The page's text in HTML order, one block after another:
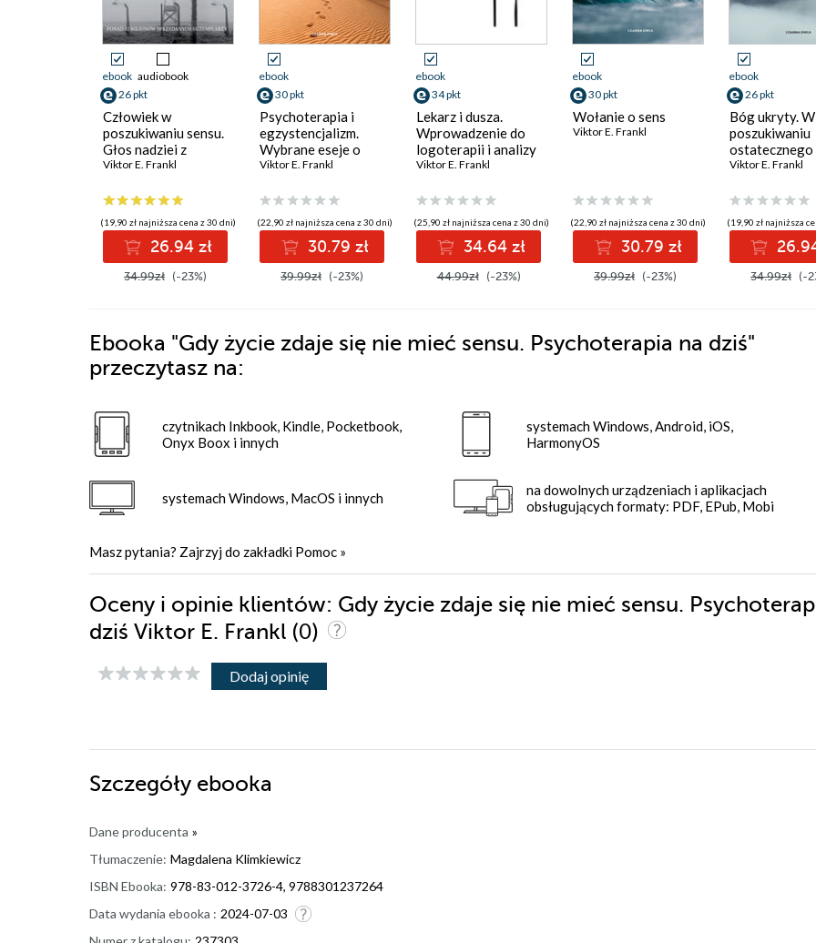
ebook audiobook
26 pkt
Człowiek w
poszukiwaniu sensu.
Głos nadziei z
otchłani Holokaustu
Viktor E. Frankl
(19,90 zł najniższa cena z 30 dni)
26.94 zł
34.99zł (-23%)
ebook
30 pkt
Psychoterapia i
egzystencjalizm.
Wybrane eseje o
logoterapii
Viktor E. Frankl
(22,90 zł najniższa cena z 30 dni)
30.79 zł
39.99zł (-23%)
ebook
34 pkt
Lekarz i dusza.
Wprowadzenie do
logoterapii i analizy
egzystencjalnej
Viktor E. Frankl
(25,90 zł najniższa cena z 30 dni)
34.64 zł
44.99zł (-23%)
ebook
30 pkt
Wołanie o sens
Viktor E. Frankl
(22,90 zł najniższa cena z 30 dni)
30.79 zł
39.99zł (-23%)
ebook
26 pkt
Bóg ukryty. W
poszukiwaniu
ostatecznego
Viktor E. Frankl
(19,90 zł najniższa
34.99zł (-
Ebooka "Gdy życie zdaje się nie mieć sensu. Psychoterapia na dziś"
przeczytasz na:
czytnikach Inkbook, Kindle, Pocketbook,
Onyx Boox i innych
systemach Windows, MacOS i innych
systemach Windows, Android, iOS,
HarmonyOS
na dowolnych urządzeniach i aplikacjach
obsługujących formaty: PDF, EPub, Mobi
Masz pytania? Zajrzyj do zakładki Pomoc »
Oceny i opinie klientów: Gdy życie zdaje się nie mieć sensu.
dziś Viktor E. Frankl (0)
Dodaj opinię
Szczegóły ebooka
Dane producenta »
Tłumaczenie: Magdalena Klimkiewicz
ISBN Ebooka: 978-83-012-3726-4, 9788301237264
Data wydania ebooka : 2024-07-03